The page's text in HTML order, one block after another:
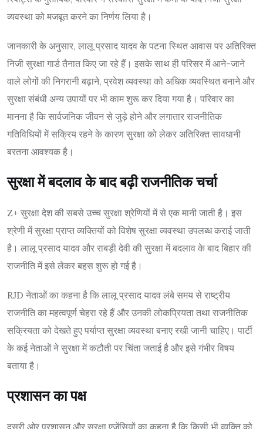
व्यवस्था को मजबूत करने का निर्णय लिया है।
जानकारी के अनुसार, लालू प्रसाद यादव के पटना स्थित आवास पर अतिरिक्त
निजी सुरक्षा गार्ड तैनात किए जा रहे हैं। इसके साथ ही परिसर में आने-जाने
वाले लोगों की निगरानी बढ़ाने, प्रवेश व्यवस्था को अधिक व्यवस्थित बनाने और
सुरक्षा संबंधी अन्य उपायों पर भी काम शुरू कर दिया गया है। परिवार का
मानना है कि सार्वजनिक जीवन से जुड़े होने और लगातार राजनीतिक
गतिविधियों में सक्रिय रहने के कारण सुरक्षा को लेकर अतिरिक्त सावधानी
बरतना आवश्यक है।
सुरक्षा में बदलाव के बाद बढ़ी राजनीतिक चर्चा
Z+ सुरक्षा देश की सबसे उच्च सुरक्षा श्रेणियों में से एक मानी जाती है। इस
श्रेणी में सुरक्षा प्राप्त व्यक्तियों को विशेष सुरक्षा व्यवस्था उपलब्ध कराई जाती
है। लालू प्रसाद यादव और राबड़ी देवी की सुरक्षा में बदलाव के बाद बिहार की
राजनीति में इसे लेकर बहस शुरू हो गई है।
RJD नेताओं का कहना है कि लालू प्रसाद यादव लंबे समय से राष्ट्रीय
राजनीति का महत्वपूर्ण चेहरा रहे हैं और उनकी लोकप्रियता तथा राजनीतिक
सक्रियता को देखते हुए पर्याप्त सुरक्षा व्यवस्था बनाए रखी जानी चाहिए। पार्टी
के कई नेताओं ने सुरक्षा में कटौती पर चिंता जताई है और इसे गंभीर विषय
बताया है।
प्रशासन का पक्ष
दूसरी ओर प्रशासन और सुरक्षा एजेंसियों का कहना है कि किसी भी व्यक्ति को